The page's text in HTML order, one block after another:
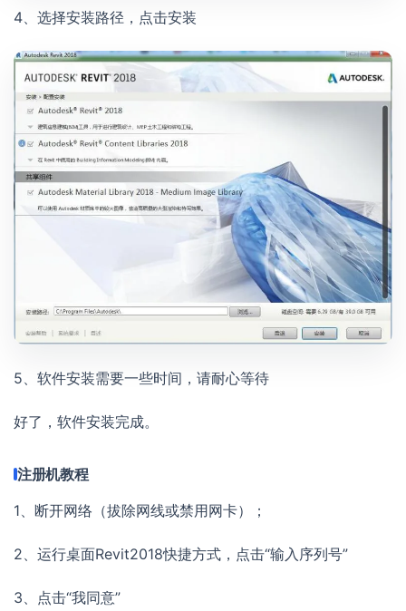
4、选择安装路径，点击安装
5、软件安装需要一些时间，请耐心等待
好了，软件安装完成。
注册机教程
1、断开网络（拔除网线或禁用网卡）；
2、运行桌面Revit2018快捷方式，点击“输入序列号”
3、点击“我同意”